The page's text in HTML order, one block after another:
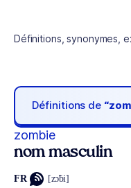
Définitions, synonymes,
Définitions de
zombie
nom masculin
FR [zɔ̃bi]